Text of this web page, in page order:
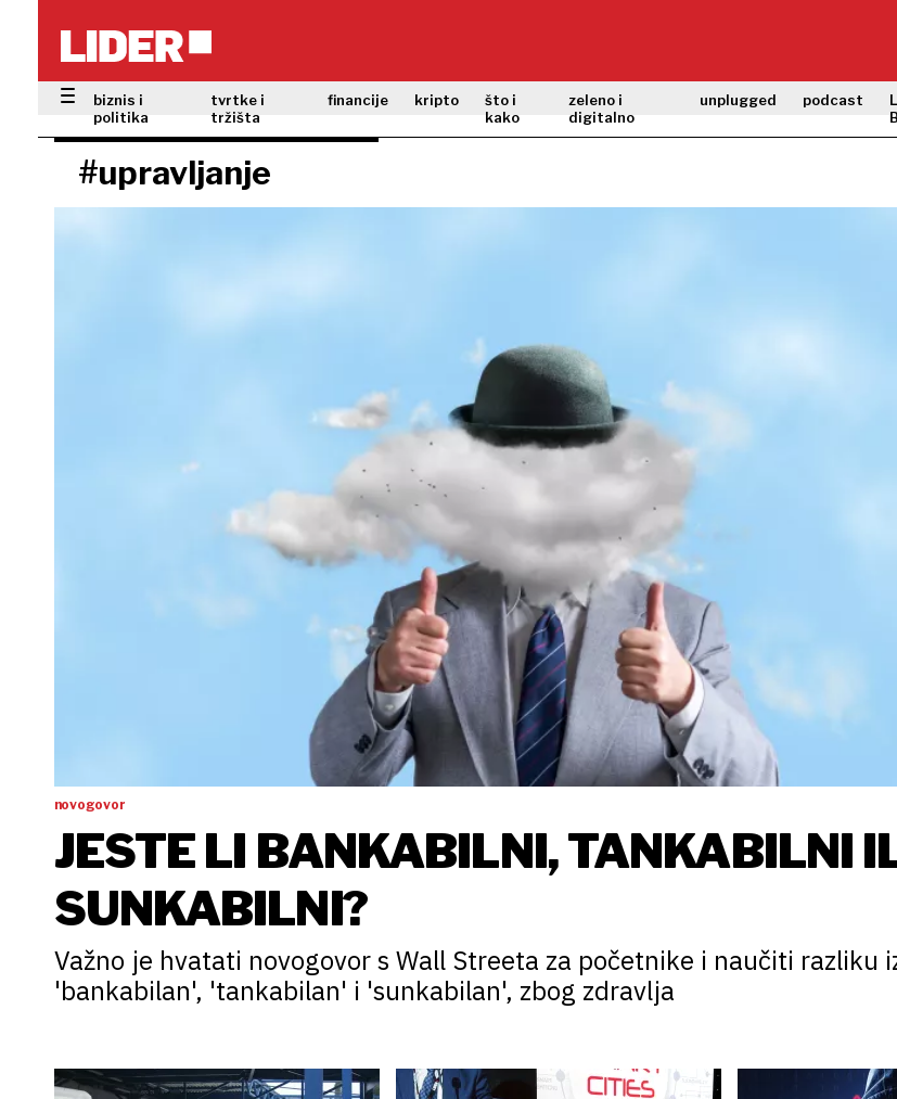
biznis i
politika
tvrtke i
tržišta
financije kripto
što i
kako
zeleno i
digitalno
unplugged podcast
#upravljanje
novogovor
JESTE LI BANKABILNI, TANKABILNI
SUNKABILNI?
Važno je hvatati novogovor s Wall Streeta za početnike i naučiti razliku
'bankabilan', 'tankabilan' i 'sunkabilan', zbog zdravlja